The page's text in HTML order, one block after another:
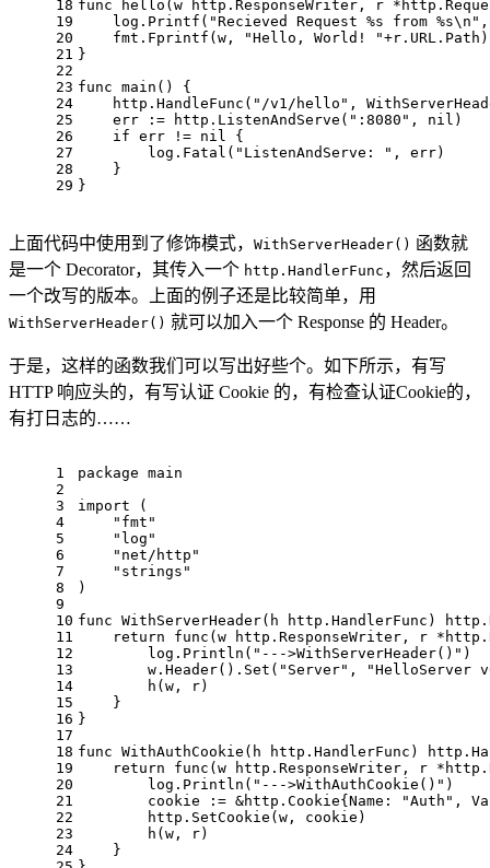
18
19
20
21
22
23
24
25
26
27
28
29
func hello (w http.ResponseWriter, r
    log.Printf(
"Recieved Request %s from %s\n"
    fmt.Fprintf(w,
"Hello, World! "+r.URL.Path)
}
func main ()
{
    http.HandleFunc(
"/v1/hello" ,
    err := http.ListenAndServe(
":8080" , nil )
if err != nil {
        log.Fatal(
"ListenAndServe: " , err)
    }
}
上面代码中使用到了修饰模式， WithServerHeader() 函数就
是一个 Decorator，其传入一个 http.HandlerFunc ，然后返回
一个改写的版本。上面的例子还是比较简单，用
WithServerHeader() 就可以加入一个 Response 的 Header。
于是，这样的函数我们可以写出好些个。如下所示，有写
HTTP 响应头的，有写认证 Cookie 的，有检查认证Cookie的，
有打日志的……
1
2
3
4
5
6
7
8
9
10
11
12
13
14
15
16
17
18
19
20
21
22
23
24
package main
import (
"fmt"
"log"
"net/http"
"strings"
)
func WithServerHeader(h http.HandlerFunc)
return
func (w http.ResponseWriter, r
        log.Println(
"--->WithServerHeader()" )
        w.Header().Set(
"Server" ,
"HelloServer
        h(w, r)
    }
}
func WithAuthCookie (h http.HandlerFunc)
return
func (w http.ResponseWriter, r
        log.Println(
"--->WithAuthCookie()" )
        cookie := &http.Cookie{Name:
"Auth" ,
        http.SetCookie(w, cookie)
        h(w, r)
    }